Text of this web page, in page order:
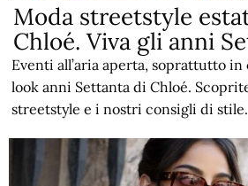
Moda streetstyle
Chloé. Viva gli anni
Eventi all’aria aperta, soprattutto in
look anni Settanta di Chloé.
streetstyle e i nostri consigli di stile.